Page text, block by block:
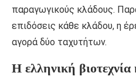
παραγωγικούς κλάδους.
επιδόσεις κάθε κλάδου, η
αγορά δύο ταχυτήτων.
Η ελληνική βιοτεχνία